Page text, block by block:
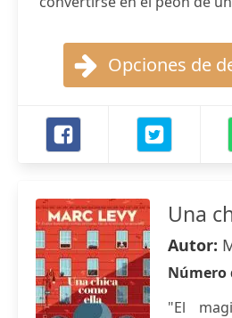
Opciones de
Una
Autor:
Número
"El